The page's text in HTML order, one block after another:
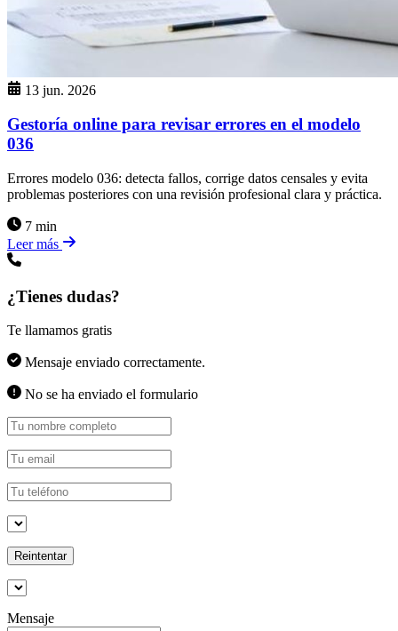
13 jun. 2026
Gestoría online para revisar errores en el modelo
036
Errores modelo 036: detecta fallos, corrige datos censales y evita
problemas posteriores con una revisión profesional clara y práctica.
7 min
Leer más
¿Tienes dudas?
Te llamamos gratis
Mensaje enviado correctamente.
No se ha enviado el formulario
Reintentar
Mensaje